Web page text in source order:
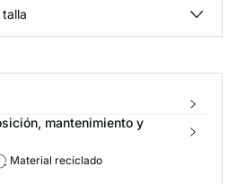
mantenimiento y
Material reciclado